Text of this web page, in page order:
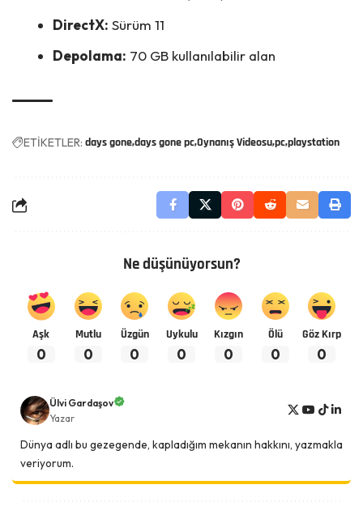
DirectX: Sürüm 11
Depolama: 70 GB kullanılabilir alan
ETİKETLER: days gonedays gone pcOynanış Videosupcplaystation
Ne düşünüyorsun?
Aşk
0
Mutlu
0
Üzgün
0
Uykulu
0
Kızgın
0
Ölü
0
Göz Kırp
0
Ülvi Gardaşov
Yazar
Dünya adlı bu gezegende, kapladığım mekanın hakkını, yazmakla
veriyorum.